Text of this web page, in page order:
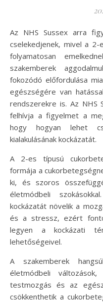
Az NHS Sussex arra figyelmezteti a lakosságot, hogy
cselekedjenek, mivel a
folyamatosan
szakemberek
fokozódó előfordulása
egészségére van
rendszerekre is. Az NHS
felhívja a figyelmet a
hogy hogyan lehet
kialakulásának kockázatát.
A 2-es típusú
formája a
ki, és szoros
életmódbeli
kockázatát növelik a
és a stressz, ezért
legyen a kockázati
lehetőségeivel.
A szakemberek
életmódbeli
testmozgás és az
csökkenthetik a